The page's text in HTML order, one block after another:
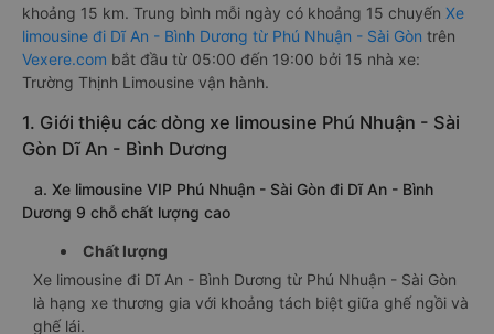
khoảng 15 km. Trung bình mỗi ngày có khoảng 15 chuyến Xe
limousine đi Dĩ An - Bình Dương từ Phú Nhuận - Sài Gòn trên
Vexere.com bắt đầu từ 05:00 đến 19:00 bởi 15 nhà xe:
Trường Thịnh Limousine vận hành.
1. Giới thiệu các dòng xe limousine Phú Nhuận - Sài
Gòn Dĩ An - Bình Dương
a. Xe limousine VIP Phú Nhuận - Sài Gòn đi Dĩ An - Bình
Dương 9 chỗ chất lượng cao
Chất lượng
Xe limousine đi Dĩ An - Bình Dương từ Phú Nhuận - Sài Gòn
là hạng xe thương gia với khoảng tách biệt giữa ghế ngồi và
ghế lái.